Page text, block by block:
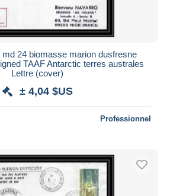
md 24 biomasse marion dusfresne
TAAF Antarctic terres australes
Lettre (cover)
± 4,04 $US
Professionnel